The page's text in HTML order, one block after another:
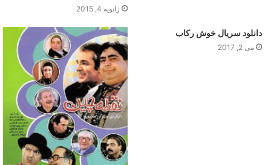
ژانویه 4, 2015
دانلود سریال خوش رکاب
می 2, 2017